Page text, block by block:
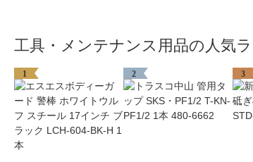
工具・メンテナンス用品の人気
1 2 3